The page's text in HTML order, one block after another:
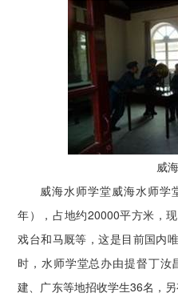
威
威海水师学堂威海水师学
年），占地约20000平方米，
戏台和马厩等，这是目前国内
时，水师学堂总办由提督丁
建、广东等地招收学生36名，